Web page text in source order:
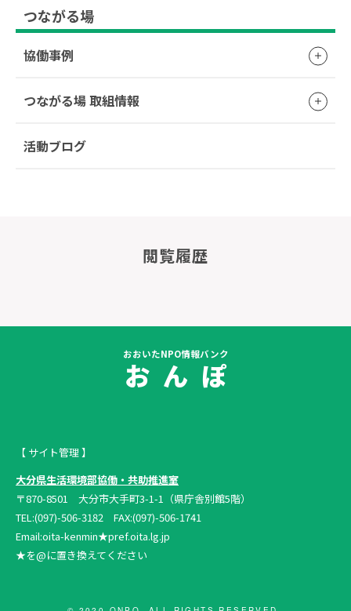
つながる場
協働事例
つながる場 取組情報
活動ブログ
閲覧履歴
おおいたNPO情報バンク
お ん ぽ
【 サイト管理 】
大分県生活環境部協働・共助推進室
〒870-8501 大分市大手町3-1-1（県庁舎別館5階）
TEL:(097)-506-3182 FAX:(097)-506-1741
Email:oita-kenmin★pref.oita.lg.jp
★を@に置き換えてください